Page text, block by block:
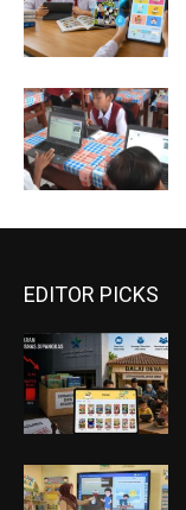
EDITOR PICKS